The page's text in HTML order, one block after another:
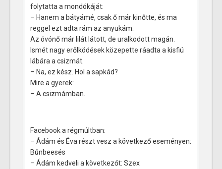
folytatta a mondókáját:
– Hanem a bátyámé, csak ő már kinőtte, és ma
reggel ezt adta rám az anyukám.
Az óvónő már lilát látott, de uralkodott magán.
Ismét nagy erőlködések közepette ráadta a kisfiú
lábára a csizmát.
– Na, ez kész. Hol a sapkád?
Mire a gyerek:
– A csizmámban.
Facebook a régmúltban:
– Ádám és Éva részt vesz a következő eseményen:
Bűnbeesés
– Ádám kedveli a következőt: Szex